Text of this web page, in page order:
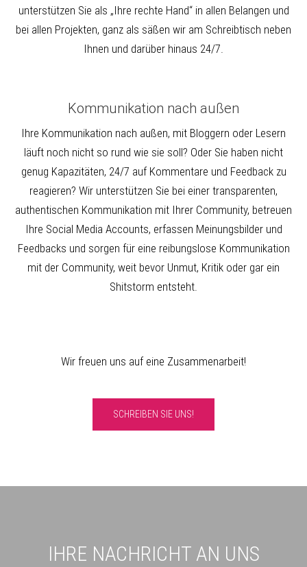
unterstützen Sie als „Ihre rechte Hand“ in allen Belangen und
bei allen Projekten, ganz als säßen wir am Schreibtisch neben
Ihnen und darüber hinaus 24/7.
Kommunikation nach außen
Ihre Kommunikation nach außen, mit Bloggern oder Lesern
läuft noch nicht so rund wie sie soll? Oder Sie haben nicht
genug Kapazitäten, 24/7 auf Kommentare und Feedback zu
reagieren? Wir unterstützen Sie bei einer transparenten,
authentischen Kommunikation mit Ihrer Community, betreuen
Ihre Social Media Accounts, erfassen Meinungsbilder und
Feedbacks und sorgen für eine reibungslose Kommunikation
mit der Community, weit bevor Unmut, Kritik oder gar ein
Shitstorm entsteht.
Wir freuen uns auf eine Zusammenarbeit!
SCHREIBEN SIE UNS!
IHRE NACHRICHT AN UNS